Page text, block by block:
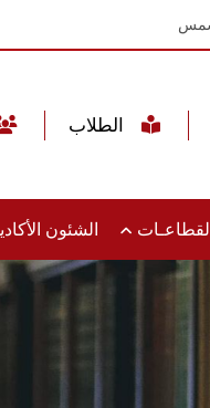
شمس
الشئون